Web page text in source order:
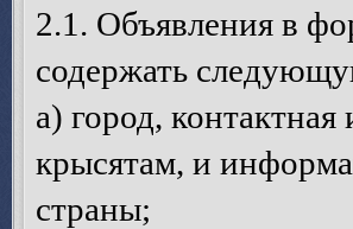
2.1. Объявления в
содержать
а) город,
крысятам, и
страны;